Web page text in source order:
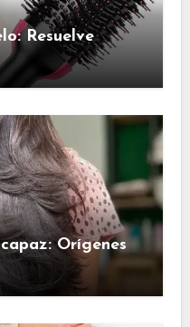
Resuelve
Orígenes